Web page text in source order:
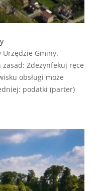
Gminy.
Zdezynfekuj ręce
obsługi może
podatki (parter)